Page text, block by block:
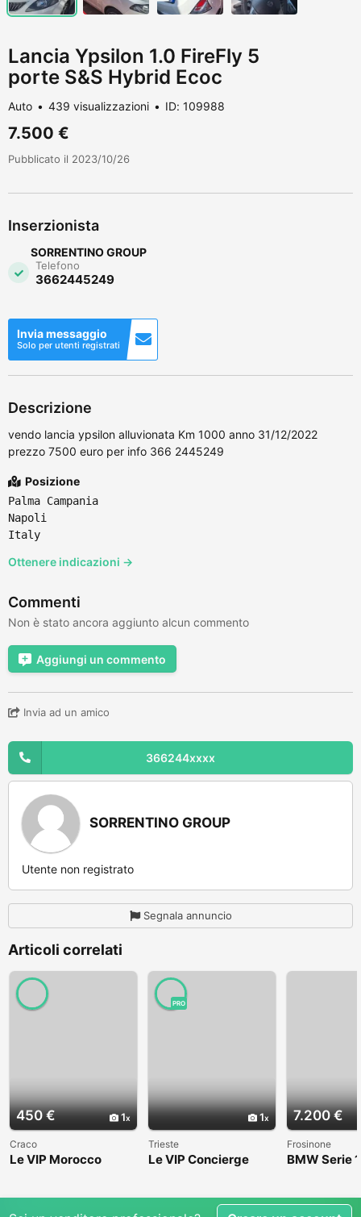
Lancia Ypsilon 1.0 FireFly 5
porte S&S Hybrid Ecoc
Auto 439 visualizzazioni ID: 109988
7.500 €
Pubblicato il 2023/10/26
Inserzionista
SORRENTINO GROUP
Telefono
3662445249
Invia messaggio
Solo per utenti registrati
Descrizione
vendo lancia ypsilon alluvionata Km 1000 anno 31/12/2022
prezzo 7500 euro per info 366 2445249
Posizione
Palma Campania
Napoli
Italy
Ottenere indicazioni →
Commenti
Non è stato ancora aggiunto alcun commento
Aggiungi un commento
Invia ad un amico
366244xxxx
SORRENTINO GROUP
Utente non registrato
Segnala annuncio
Articoli correlati
450 € 1
Craco
Le VIP Morocco
1
PRO
Trieste
Le VIP Concierge
7.200 €
Frosinone
BMW Serie